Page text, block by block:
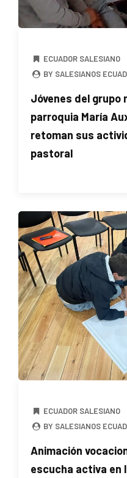
ECUADOR SALESIANO
BY SALESIANOS
Jóvenes del grupo
parroquia María
retoman sus
pastoral
ECUADOR SALESIANO
BY SALESIANOS
Animación
escucha activa